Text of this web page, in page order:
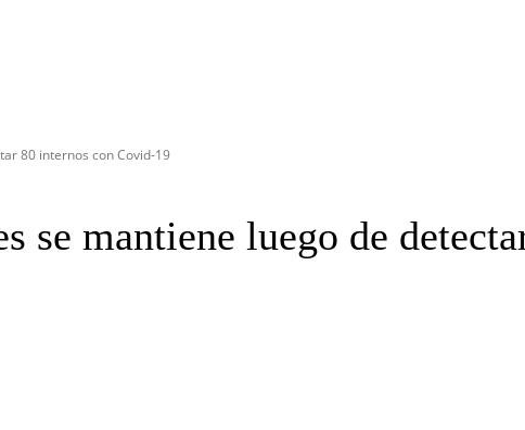
80 internos con Covid-19
se mantiene luego de